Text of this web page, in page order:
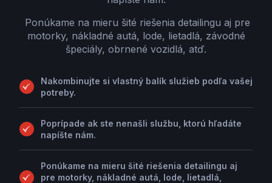
Ponúkame na mieru šité riešenia detailingu aj pre
motorky, nákladné autá, lode, lietadlá, závodné
špeciály, obrnené vozidlá, atď.
Nakombinujte si vlastný balík služieb podľa vašej
potreby.
Poprípade ak ste nenašli službu, ktorú hľadáte
napíšte nám.
Ponúkame na mieru šité riešenia detailingu aj
pre motorky, nákladné autá, lode, lietadlá,